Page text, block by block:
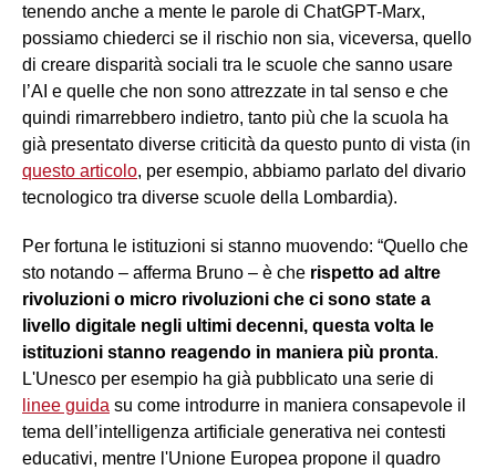
tenendo anche a mente le parole di ChatGPT-Marx,
possiamo chiederci se il rischio non sia, viceversa, quello
di creare disparità sociali tra le scuole che sanno usare
l’AI e quelle che non sono attrezzate in tal senso e che
quindi rimarrebbero indietro, tanto più che la scuola ha
già presentato diverse criticità da questo punto di vista (in
questo articolo, per esempio, abbiamo parlato del divario
tecnologico tra diverse scuole della Lombardia).
Per fortuna le istituzioni si stanno muovendo: “Quello che
sto notando – afferma Bruno – è che rispetto ad altre
rivoluzioni o micro rivoluzioni che ci sono state a
livello digitale negli ultimi decenni, questa volta le
istituzioni stanno reagendo in maniera più pronta.
L'Unesco per esempio ha già pubblicato una serie di
linee guida su come introdurre in maniera consapevole il
tema dell’intelligenza artificiale generativa nei contesti
educativi, mentre l'Unione Europea propone il quadro